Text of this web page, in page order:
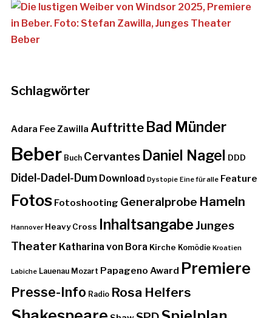
Schlagwörter
Adara Fee Zawilla Auftritte Bad Münder
Beber Buch Cervantes Daniel Nagel DDD
Didel-Dadel-Dum Download Dystopie Eine für alle Feature
Fotos Fotoshooting Generalprobe Hameln
Hannover Heavy Cross InhaltsangabeJunges
Theater Katharina von Bora Kirche Komödie Kroatien
Labiche Lauenau Mozart Papageno Award Premiere
Presse-Info Radio Rosa Helfers